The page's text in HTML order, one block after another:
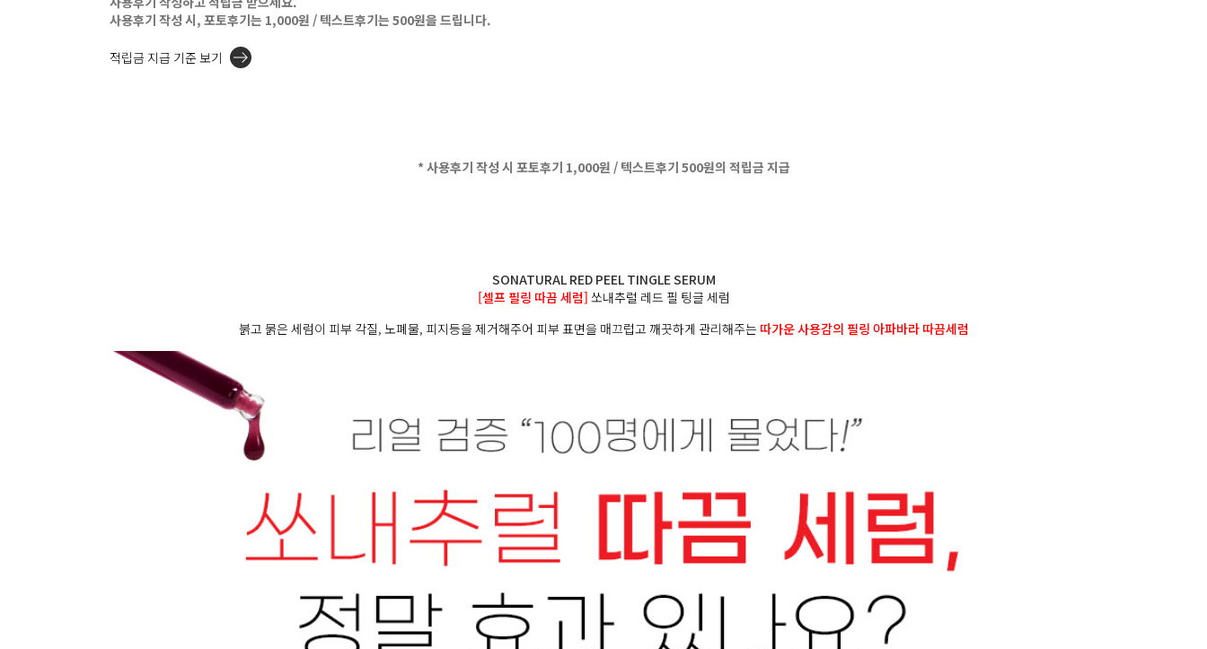
사용후기 작성 시, 포토후기는 1,000원 / 텍스트후기는 500원을 드립니다.
적립금 지급 기준 보기
* 사용후기 작성 시 포토후기 1,000원 / 텍스트후기 500원의 적립금 지급
SONATURAL RED PEEL TINGLE SERUM
[셀프 필링 따끔 세럼] 쏘내추럴 레드 필 팅글 세럼
붉고 묽은 세럼이 피부 각질, 노폐물, 피지등을 제거해주어 피부 표면을 매끄럽고 깨끗하게 관리해주는 따가운 사용감의 필링 아파바라 따끔세럼